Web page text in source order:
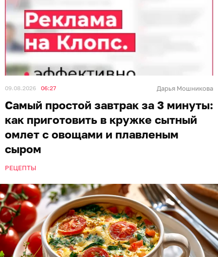
09.08.2026 06:27 Дарья Мошникова
Самый простой завтрак за 3 минуты:
как приготовить в кружке сытный
омлет с овощами и плавленым
сыром
РЕЦЕПТЫ